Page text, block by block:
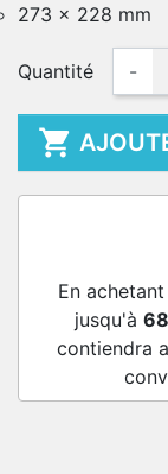
273 x 228 mm
Quantité -

En
jusqu'à 68
contiendra